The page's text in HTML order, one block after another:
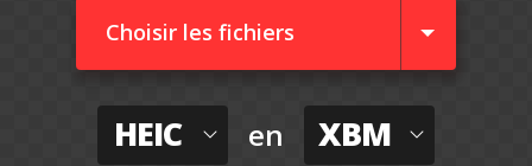
Choisir les fichiers
HEIC en XBM